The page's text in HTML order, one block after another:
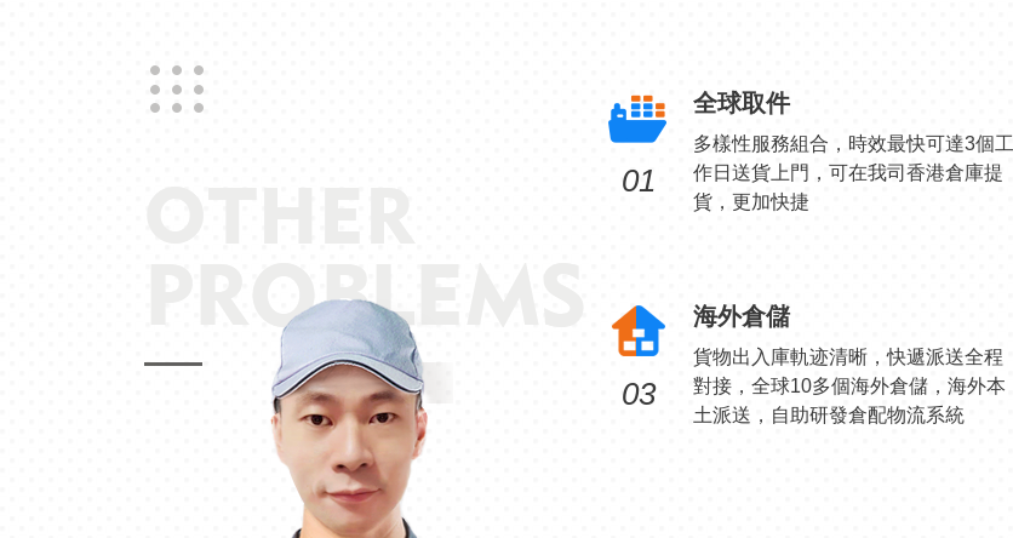
01
全球取件
多樣性服務組合，時效最快可達3個工
作日送貨上門，可在我司香港倉庫提
貨，更加快捷
03
海外倉儲
貨物出入庫軌迹清晰，快遞派送全程
對接，全球10多個海外倉儲，海外本
土派送，自助研發倉配物流系統